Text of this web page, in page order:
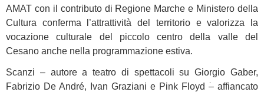
AMAT con il contributo di Regione Marche e Ministero della
Cultura conferma l’attrattività del territorio e valorizza la
vocazione culturale del piccolo centro della valle del
Cesano anche nella programmazione estiva.
Scanzi – autore a teatro di spettacoli su Giorgio Gaber,
Fabrizio De André, Ivan Graziani e Pink Floyd ؘ– affiancato